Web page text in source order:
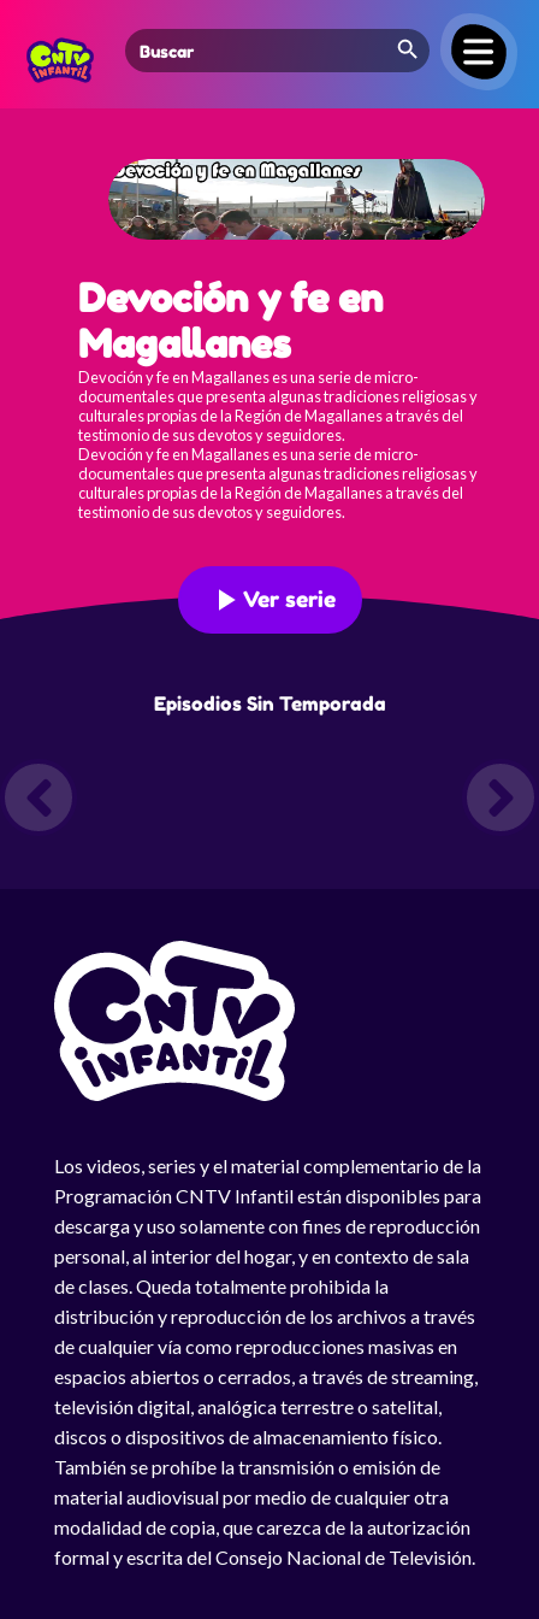
Search
for:
Search Button
Devoción y fe en
Magallanes
Devoción y fe en Magallanes es una serie de micro-
documentales que presenta algunas tradiciones religiosas y
culturales propias de la Región de Magallanes a través del
testimonio de sus devotos y seguidores.
Devoción y fe en Magallanes es una serie de micro-
documentales que presenta algunas tradiciones religiosas y
culturales propias de la Región de Magallanes a través del
testimonio de sus devotos y seguidores.
Ver serie
Episodios Sin Temporada
Los videos, series y el material complementario de la
Programación CNTV Infantil están disponibles para
descarga y uso solamente con fines de reproducción
personal, al interior del hogar, y en contexto de sala
de clases. Queda totalmente prohibida la
distribución y reproducción de los archivos a través
de cualquier vía como reproducciones masivas en
espacios abiertos o cerrados, a través de streaming,
televisión digital, analógica terrestre o satelital,
discos o dispositivos de almacenamiento físico.
También se prohíbe la transmisión o emisión de
material audiovisual por medio de cualquier otra
modalidad de copia, que carezca de la autorización
formal y escrita del Consejo Nacional de Televisión.